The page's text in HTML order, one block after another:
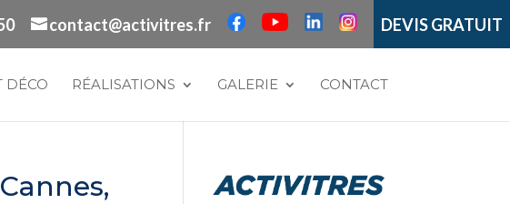
contact@activitres.fr DEVIS GRATUIT
DÉCO RÉALISATIONS GALERIE CONTACT